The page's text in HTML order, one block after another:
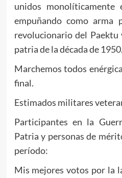
unidos
empuñando como arma
revolucionario del Paektu
patria de la década de 1950.
Marchemos todos
final.
Estimados militares
Participantes en la
Patria y personas de
período:
Mis mejores votos por la